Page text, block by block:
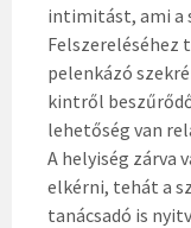
intimitást, ami a
Felszereléséhez
pelenkázó
kintről
lehetőség van
A helyiség zárva
elkérni, tehát a
tanácsadó is